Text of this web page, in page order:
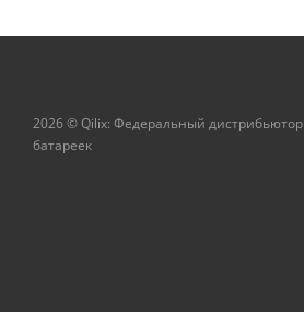
2026 © Qilix: Федеральный дистрибьютор
батареек